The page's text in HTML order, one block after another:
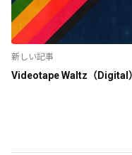
新しい記事
Videotape Waltz（Digital）